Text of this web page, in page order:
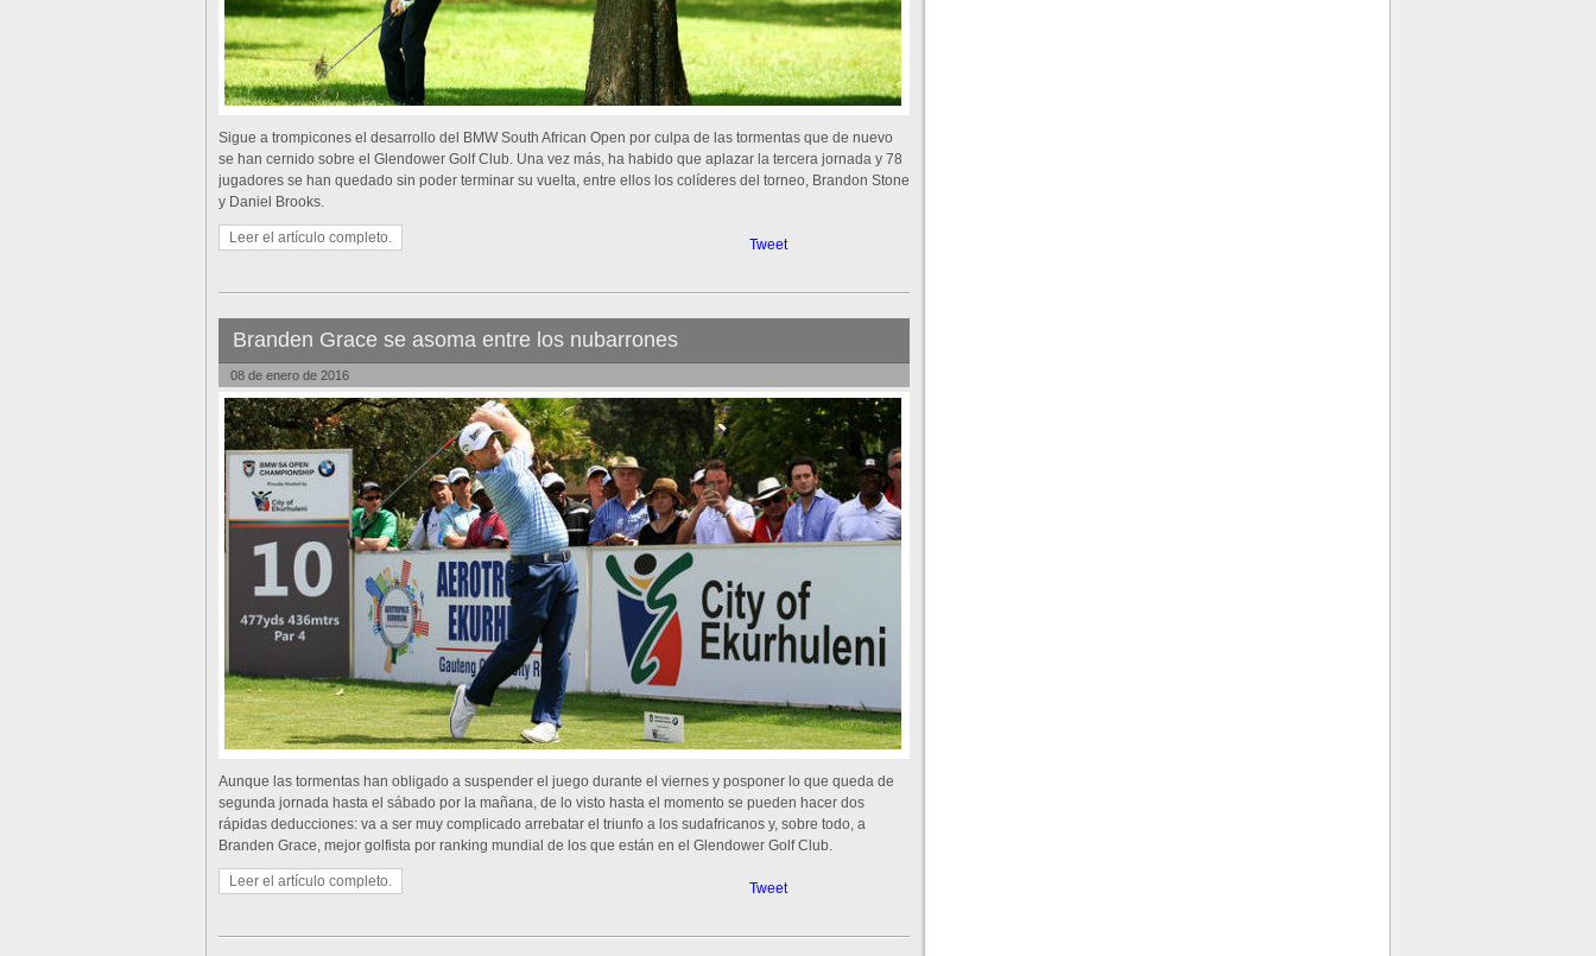
Sigue a trompicones el desarrollo del BMW South African Open por culpa de las tormentas que de nuevo
se han cernido sobre el Glendower Golf Club. Una vez más, ha habido que aplazar la tercera jornada y 78
jugadores se han quedado sin poder terminar su vuelta, entre ellos los colíderes del torneo, Brandon Stone
y Daniel Brooks.
Leer el artículo completo. Tweet
Branden Grace se asoma entre los nubarrones
08 de enero de 2016
Aunque las tormentas han obligado a suspender el juego durante el viernes y posponer lo que queda de
segunda jornada hasta el sábado por la mañana, de lo visto hasta el momento se pueden hacer dos
rápidas deducciones: va a ser muy complicado arrebatar el triunfo a los sudafricanos y, sobre todo, a
Branden Grace, mejor golfista por ranking mundial de los que están en el Glendower Golf Club.
Leer el artículo completo. Tweet